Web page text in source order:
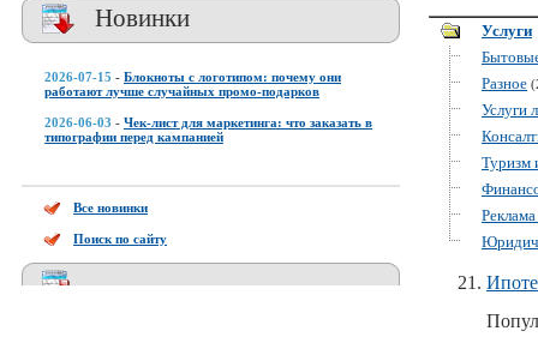
Новинки
2026-07-15 - Блокноты с логотипом: почему они
работают лучше случайных промо-подарков
2026-06-03 - Чек-лист для маркетинга: что заказать в
типографии перед кампанией
Все новинки
Поиск по сайту
Услуги
Разное
Услуги
Туризм